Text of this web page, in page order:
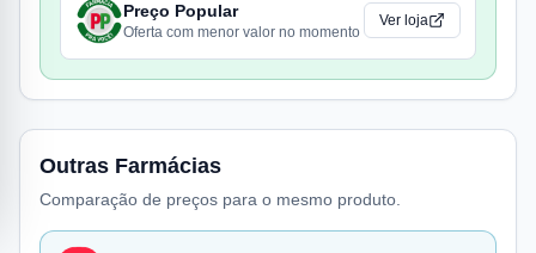
Preço Popular
Oferta com menor valor no momento
Ver loja
Outras Farmácias
Comparação de preços para o mesmo produto.